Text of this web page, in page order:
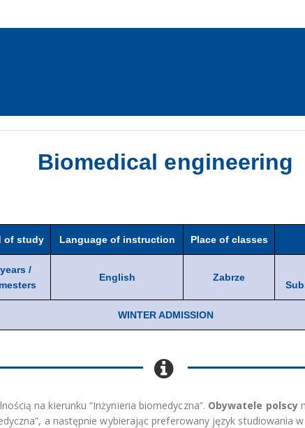
Biomedical engineering
of study Language of instruction Place of classes
/
English Zabrze
WINTER ADMISSION
na kierunku “Inżynieria biomedyczna”. Obywatele polscy
a następnie wybierając preferowany język studiowania